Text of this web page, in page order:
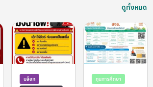
ดูทั้งหมด
บล็อก
ทุนการศึกษา